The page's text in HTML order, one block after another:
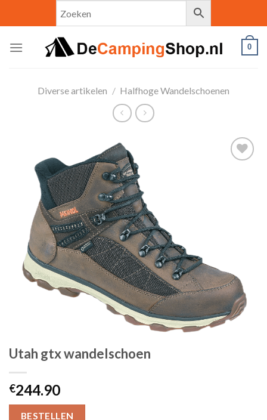
0
Diverse artikelen / Halfhoge Wandelschoenen
Utah gtx wandelschoen
€244.90
BESTELLEN